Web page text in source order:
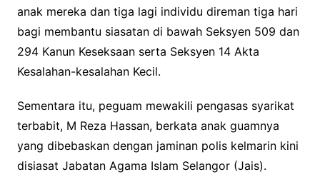
anak mereka dan tiga lagi individu direman tiga hari
bagi membantu siasatan di bawah Seksyen 509 dan
294 Kanun Keseksaan serta Seksyen 14 Akta
Kesalahan-kesalahan Kecil.
Sementara itu, peguam mewakili pengasas syarikat
terbabit, M Reza Hassan, berkata anak guamnya
yang dibebaskan dengan jaminan polis kelmarin kini
disiasat Jabatan Agama Islam Selangor (Jais).